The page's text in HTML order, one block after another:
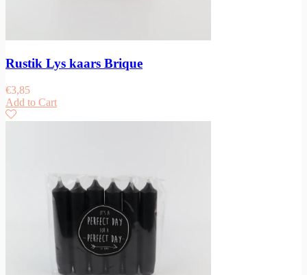
Rustik Lys kaars Brique
€3,85
Add to Cart